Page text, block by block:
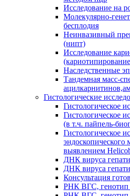
Исследование на
Молекулярно-
бесплодия
Неинвазивный
(нипт)
Исследование
Наследственные
Тандемная масс-
Гистологические
Гистологическое
Гистологическое
(в т.ч. пайпель-
Гистологическое
эндоскопического
выявлением
ДНК вируса
ДНК вируса
Консультация
РНК ВГC, генотип